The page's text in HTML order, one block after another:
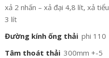
xả 2 nhấn – xả đại 4,8 lít, xả tiểu
3 lít
Đường kính ống thải phi 110
Tâm thoát thải 300mm +-5